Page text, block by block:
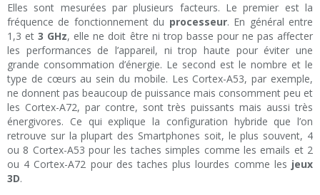
Elles sont mesurées par plusieurs facteurs. Le premier est la
fréquence de fonctionnement du processeur. En général entre
1,3 et3 GHz, elle ne doit être ni trop basse pour ne pas affecter
les performances de l’appareil, ni trop haute pour éviter une
grande consommation d’énergie. Le second est le nombre et le
type de cœurs au sein du mobile. Les Cortex-A53, par exemple,
ne donnent pas beaucoup de puissance mais consomment peu et
les Cortex-A72, par contre, sont très puissants mais aussi très
énergivores. Ce qui explique la configuration hybride que l’on
retrouve sur la plupart des Smartphones soit, le plus souvent, 4
ou 8 Cortex-A53 pour les taches simples comme les emails et 2
ou 4 Cortex-A72 pour des taches plus lourdes comme les jeux
3D.